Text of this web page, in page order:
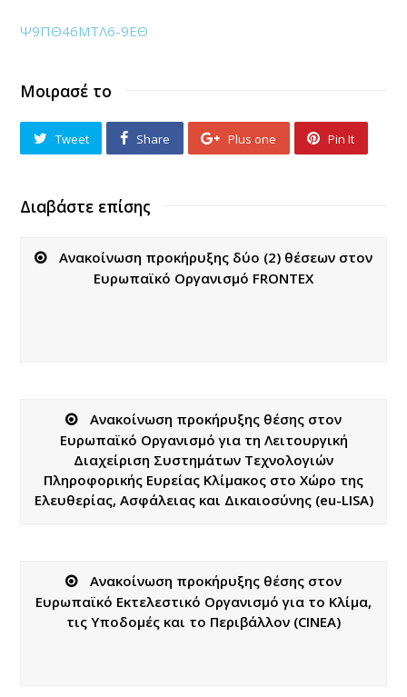
Ψ9ΠΘ46ΜΤΛ6-9ΕΘ
Μοιρασέ το
Tweet Share Plus one Pin It
Διαβάστε επίσης
Ανακοίνωση προκήρυξης δύο (2) θέσεων στoν
Ευρωπαϊκό Οργανισμό FRONTEX
Ανακοίνωση προκήρυξης θέσης στoν
Ευρωπαϊκό Οργανισμό για τη Λειτουργική
Διαχείριση Συστημάτων Τεχνολογιών
Πληροφορικής Ευρείας Κλίμακος στο Χώρο της
Ελευθερίας, Ασφάλειας και Δικαιοσύνης (eu-LISA)
Ανακοίνωση προκήρυξης θέσης στον
Ευρωπαϊκό Εκτελεστικό Οργανισμό για το Κλίμα,
τις Υποδομές και το Περιβάλλον (CINEA)